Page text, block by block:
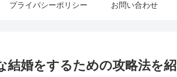
プライバシーポリシー お問い合わせ
結婚をするための攻略法を紹